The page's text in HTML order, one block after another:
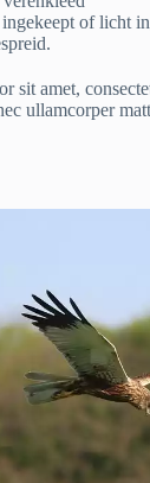
ingekeept of licht
sit amet,
ullamcorper